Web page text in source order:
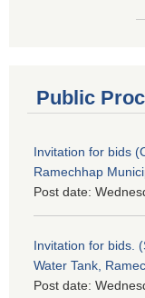
Public
Invitation for bids
Ramechhap
Post date:
Invitation for bids.
Water Tank,
Post date: